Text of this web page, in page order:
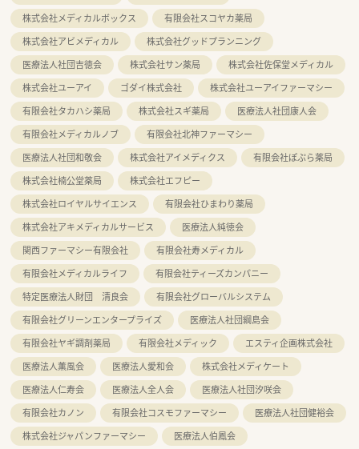
株式会社メディカルボックス
有限会社スコヤカ薬局
株式会社アビメディカル
株式会社グッドプランニング
医療法人社団吉徳会
株式会社サン薬局
株式会社佐保堂メディカル
株式会社ユーアイ
ゴダイ株式会社
株式会社ユーアイファーマシー
有限会社タカハシ薬局
株式会社スギ薬局
医療法人社団康人会
有限会社メディカルノブ
有限会社北神ファーマシー
医療法人社団和敬会
株式会社アイメディクス
有限会社ぽぷら薬局
株式会社楠公堂薬局
株式会社エフピー
株式会社ロイヤルサイエンス
有限会社ひまわり薬局
株式会社アキメディカルサービス
医療法人純徳会
関西ファーマシー有限会社
有限会社寿メディカル
有限会社メディカルライフ
有限会社ティーズカンパニー
特定医療法人財団 清良会
有限会社グローバルシステム
有限会社グリーンエンタープライズ
医療法人社団綱島会
有限会社ヤギ調剤薬局
有限会社メディック
エスティ企画株式会社
医療法人薫風会
医療法人愛和会
株式会社メディケート
医療法人仁寿会
医療法人全人会
医療法人社団汐咲会
有限会社カノン
有限会社コスモファーマシー
医療法人社団健裕会
株式会社ジャパンファーマシー
医療法人伯鳳会